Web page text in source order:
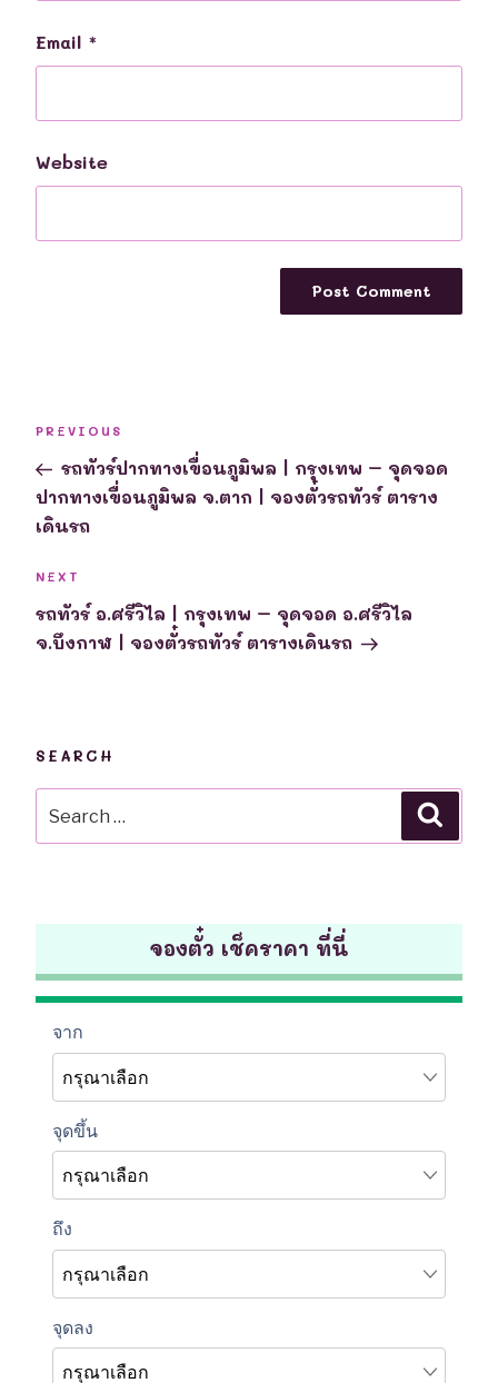
Email *
Website
navigation
Previous
Post
PREVIOUS
รถทัวร์ปากทางเขื่อนภูมิพล | กรุงเทพ – จุดจอด
ปากทางเขื่อนภูมิพล จ.ตาก | จองตั๋วรถทัวร์ ตาราง
เดินรถ
Next
Post
NEXT
รถทัวร์ อ.ศรีวิไล | กรุงเทพ – จุดจอด อ.ศรีวิไล
จ.บึงกาฬ | จองตั๋วรถทัวร์ ตารางเดินรถ
SEARCH
for:
จองตั๋ว เช็คราคา ที่นี่